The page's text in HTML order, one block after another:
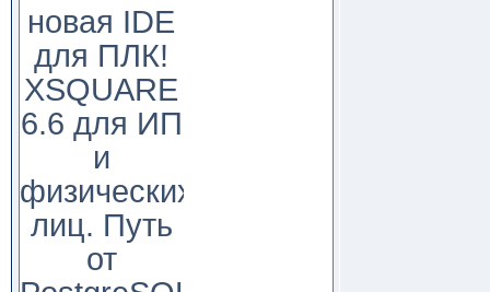
новая IDE
для ПЛК!
XSQUARE
6.6 для ИП
и
физических
лиц. Путь
от